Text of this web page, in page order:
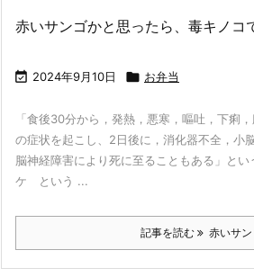
赤いサンゴかと思ったら、毒キノコ
 2024年9月10日  お弁当
「食後30分から，発熱，悪寒，嘔吐，下痢
の症状を起こし、2日後に，消化器不全，小
脳神経障害により死に至ることもある」と
ケ という ...
記事を読む 赤いサン